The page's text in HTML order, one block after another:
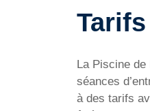
La Piscine de
séances
à des tarifs